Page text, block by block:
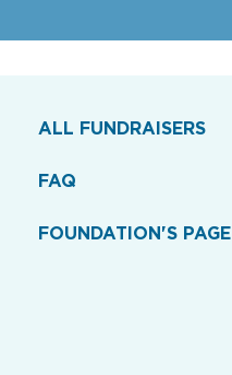
ALL FUNDRAISERS
FAQ
FOUNDATION'S PAGE